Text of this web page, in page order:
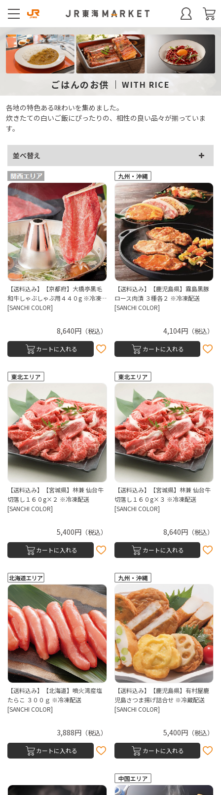
ごはんのお供 WITH RICE
各地の特色ある味わいを集めました。
炊きたての白いご飯にぴったりの、相性の良い品々が揃っていま
す。
並べ替え
【送料込み】【京都府】大橋亭黒毛
和牛しゃぶしゃぶ用４４０g ※冷凍…
[SANCHI COLOR]
8,640円（税込）
カートに入れる
【送料込み】【鹿児島県】霧島黒豚
ロース肉漬 ３種各２ ※冷凍配送
[SANCHI COLOR]
4,104円 （税込）
カートに入れる
【送料込み】【宮城県】林兼 仙台牛
切落し１６０g×２ ※冷凍配送
[SANCHI COLOR]
5,400円（税込）
カートに入れる
【送料込み】【宮城県】林兼 仙台牛
切落し１６０g×３ ※冷凍配送
[SANCHI COLOR]
8,640円 （税込）
カートに入れる
【送料込み】【北海道】噴火湾産塩
たらこ ３００ｇ ※冷凍配送
[SANCHI COLOR]
3,888円（税込）
カートに入れる
【送料込み】【鹿児島県】有村屋鹿
児島さつま揚げ詰合せ ※冷蔵配送
[SANCHI COLOR]
5,400円 （税込）
カートに入れる